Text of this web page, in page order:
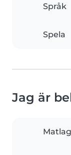
Språk
Spela
Jag är